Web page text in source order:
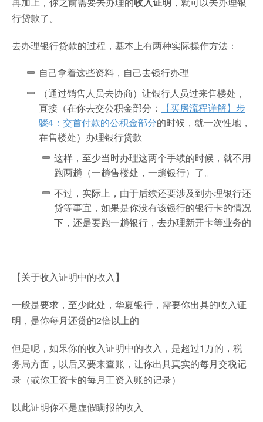
行贷款了。
去办理银行贷款的过程，基本上有两种实际操作方法：
自己拿着这些资料，自己去银行办理
（通过销售人员去协商）让银行人员过来售楼处，
直接（在你去交公积金部分：
【买房流程详解】步
骤4：交首付款的公积金部分的时候，就一次性地，
在售楼处）办理银行贷款
这样，至少当时办理这两个手续的时候，就不用
跑两趟（一趟售楼处，一趟银行）了。
不过，实际上，由于后续还要涉及到办理银行还
贷等事宜，如果是你没有该银行的银行卡的情况
下，还是要跑一趟银行，去办理新开卡等业务的
【关于收入证明中的收入】
一般是要求，至少此处，华夏银行，需要你出具的收入证
明，是你每月还贷的2倍以上的
但是呢，如果你的收入证明中的收入，是超过1万的，税
务局方面，以后又要来查账，让你出具真实的每月交税记
录（或你工资卡的每月工资入账的记录）
以此证明你不是虚假瞒报的收入